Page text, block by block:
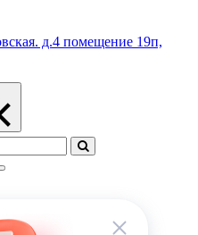
д.4 помещение 19п,
звонок